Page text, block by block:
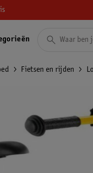
Fietsen en rijden